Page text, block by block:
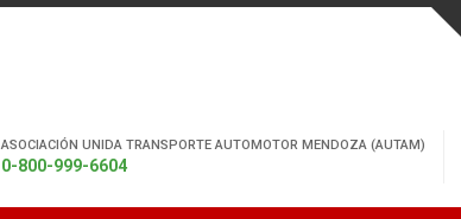
ASOCIACIÓN UNIDA TRANSPORTE AUTOMOTOR MENDOZA (AUTAM)
0-800-999-6604